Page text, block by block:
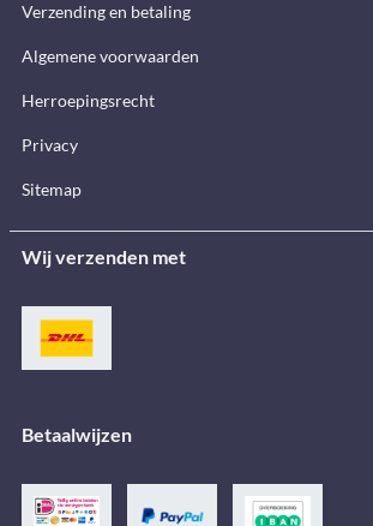
Verzending en betaling
Algemene voorwaarden
Herroepingsrecht
Privacy
Sitemap
Wij verzenden met
Betaalwijzen